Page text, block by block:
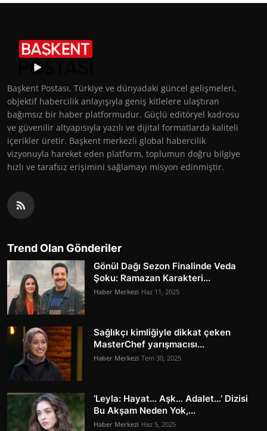
Başkent Postası, Türkiye ve dünyadaki güncel gelişmeleri,
objektif habercilik anlayışıyla geniş kitlelere ulaştıran
bağımsız bir haber platformudur. Güçlü editöryel kadrosu
ve güvenilir altyapısıyla yazılı ve dijital formatlarda kaliteli
içerikler üretir. Başkent merkezli global habercilik
vizyonuyla hareket eden platform, toplumun doğru bilgiye
hızlı ve tarafsız erişimini sağlamayı misyon edinmiştir.
Trend Olan Gönderiler
Gönül Dağı Sezon Finalinde Veda
Şoku: Ramazan Karakteri...
Haber Merkezi Haz 11, 2025
Sağlıkçı kimliğiyle dikkat çeken
MasterChef yarışmacısı...
Haber Merkezi Tem 30, 2025
‘Leyla: Hayat… Aşk… Adalet…’ Dizisi
Bu Akşam Neden Yok,...
Haber Merkezi Haz 5, 2025